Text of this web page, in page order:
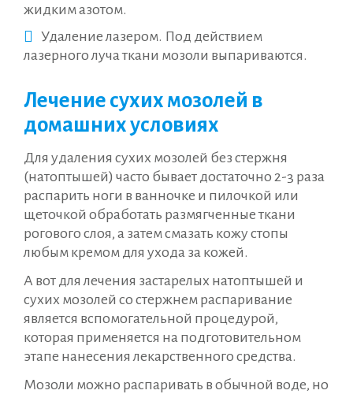
жидким азотом.
Удаление лазером. Под действием
лазерного луча ткани мозоли выпариваются.
Лечение сухих мозолей в
домашних условиях
Для удаления сухих мозолей без стержня
(натоптышей) часто бывает достаточно 2-3 раза
распарить ноги в ванночке и пилочкой или
щеточкой обработать размягченные ткани
рогового слоя, а затем смазать кожу стопы
любым кремом для ухода за кожей.
А вот для лечения застарелых натоптышей и
сухих мозолей со стержнем распаривание
является вспомогательной процедурой,
которая применяется на подготовительном
этапе нанесения лекарственного средства.
Мозоли можно распаривать в обычной воде, но